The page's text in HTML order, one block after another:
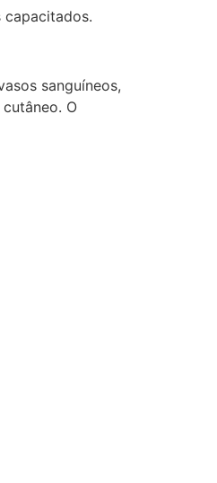
capacitados.
sanguíneos,
O